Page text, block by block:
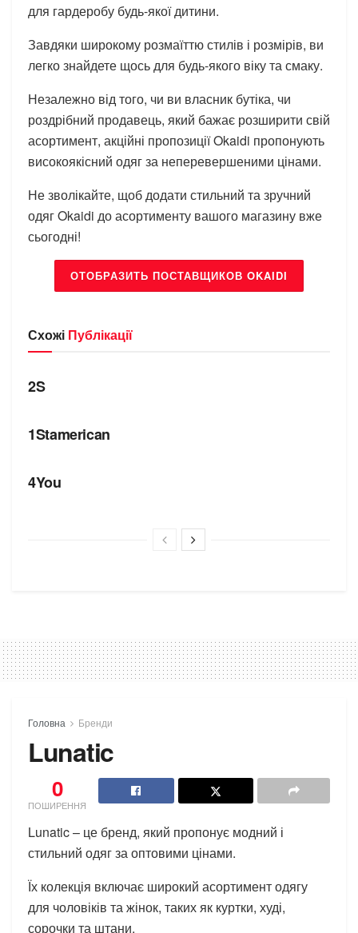
для гардеробу будь-якої дитини.
Завдяки широкому розмаїттю стилів і розмірів, ви
легко знайдете щось для будь-якого віку та смаку.
Незалежно від того, чи ви власник бутіка, чи
роздрібний продавець, який бажає розширити свій
асортимент, акційні пропозиції Okaidi пропонують
високоякісний одяг за неперевершеними цінами.
Не зволікайте, щоб додати стильний та зручний
одяг Okaidi до асортименту вашого магазину вже
сьогодні!
ОТОБРАЗИТЬ ПОСТАВЩИКОВ OKAIDI
Схожі Публікації
БРЕНДИ
2S
1Stamerican
4You
Головна Бренди
Lunatic
0
ПОШИРЕННЯ
Lunatic – це бренд, який пропонує модний і
стильний одяг за оптовими цінами.
Їх колекція включає широкий асортимент одягу
для чоловіків та жінок, таких як куртки, худі,
сорочки та штани.